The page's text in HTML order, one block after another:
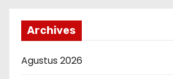
Archives
Agustus 2026